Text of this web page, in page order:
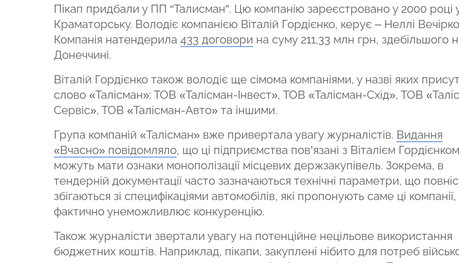
Пікап придбали у ПП “Талисман”. Цю компанію зареєстровано у 2000 році
Краматорську. Володіє компанією Віталій Гордієнко, керує – Неллі
Компанія натендерила 433 договори на суму 211,33 млн грн, здебільшого
Донеччині.
Віталій Гордієнко також володіє ще сімома компаніями, у назві яких
слово «Талісман»: ТОВ «Талісман-Інвест», ТОВ «Талісман-Схід», ТОВ
Сервіс», ТОВ «Талісман-Авто» та іншими.
Група компаній «Талісман» вже привертала увагу журналістів. Видання
«Вчасно» повідомляло, що ці підприємства пов’язані з Віталієм Гордієнком
можуть мати ознаки монополізації місцевих держзакупівель. Зокрема, в
тендерній документації часто зазначаються технічні параметри, що
збігаються зі специфікаціями автомобілів, які пропонують саме ці
фактично унеможливлює конкуренцію.
Також журналісти звертали увагу на потенційне нецільове використання
бюджетних коштів. Наприклад, пікапи, закуплені нібито для потреб